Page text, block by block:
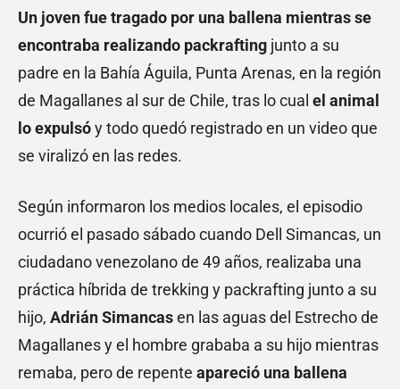
Un joven fue tragado por una ballena mientras se
encontraba realizando packrafting junto a su
padre en la Bahía Águila, Punta Arenas, en la región
de Magallanes al sur de Chile, tras lo cual el animal
lo expulsóy todo quedó registrado en un video que
se viralizó en las redes.
Según informaron los medios locales, el episodio
ocurrió el pasado sábado cuando Dell Simancas, un
ciudadano venezolano de 49 años, realizaba una
práctica híbrida de trekking y packrafting junto a su
hijo, Adrián Simancasen las aguas del Estrecho de
Magallanes y el hombre grababa a su hijo mientras
remaba, pero de repente apareció una ballena